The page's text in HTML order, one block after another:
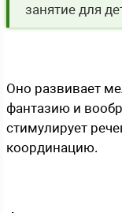
занятие для
Оно развивает
фантазию и
стимулирует
координацию.